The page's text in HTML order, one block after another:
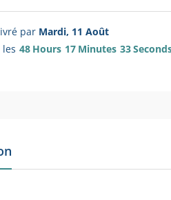
par Mardi, 11 Août
48 Hours 17 Minutes 33